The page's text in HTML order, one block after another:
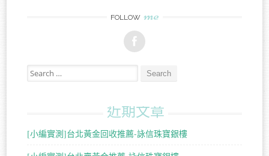
FOLLOW me
Search for:
近期文章
[小編實測]台北黃金回收推薦-詠信珠寶銀樓